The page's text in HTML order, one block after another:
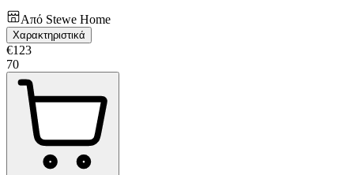
Από Stewe Home
Χαρακτηριστικά
€123
70